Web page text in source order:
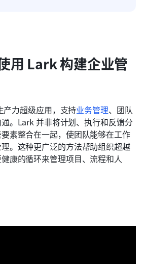
用 Lark 构建企业管
力超级应用，支持业务管理、团队
。Lark 并非将计划、执行和反馈分
素整合在一起，使团队能够在工作
。这种更广泛的方法帮助组织超越
康的循环来管理项目、流程和人